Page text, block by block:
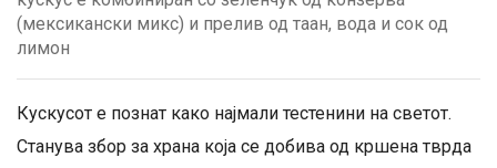
(мексикански микс) и прелив од таан, вода и сок од
лимон
Кускусот е познат како најмали тестенини на светот.
Станува збор за храна која се добива од кршена тврда